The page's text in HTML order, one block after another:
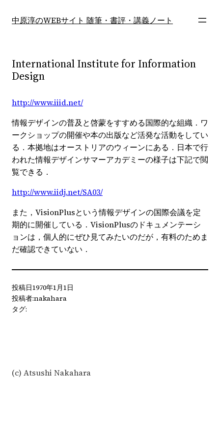
中原淳のWEBサイト 随筆・書評・講義ノート
International Institute for Information
Design
http://www.iiid.net/
情報デザインの普及と啓蒙をすすめる国際的な組織．ワ
ークショップの開催や本の出版など活発な活動をしてい
る．本拠地はオーストリアのウィーンにある．日本で行
われた情報デザインサマーアカデミーの様子は下記で閲
覧できる．
http://www.iidj.net/SA03/
また，VisionPlusという情報デザインの国際会議を定
期的に開催している．VisionPlusのドキュメンテーシ
ョンは，個人的にぜひ見てみたいのだが，有料のためま
だ確認できていない．
投稿日1970年1月1日
投稿者:nakahara
タグ:
(c) Atsushi Nakahara